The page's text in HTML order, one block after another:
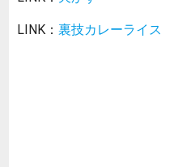
LINK： 裏技カレーライス